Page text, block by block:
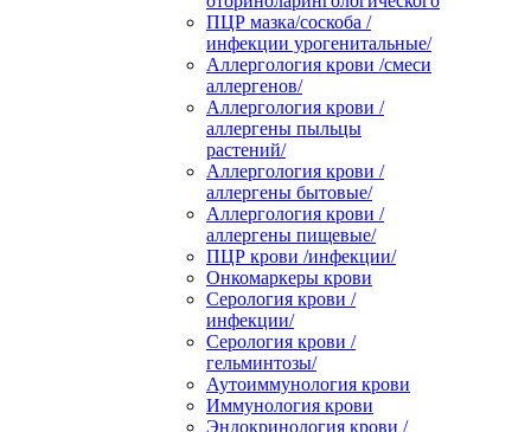
ПЦР мазка/соскоба /
инфекции урогенитальные/
Аллергология крови /смеси
аллергенов/
Аллергология крови /
аллергены пыльцы
растений/
Аллергология крови /
аллергены бытовые/
Аллергология крови /
аллергены пищевые/
ПЦР крови /инфекции/
Онкомаркеры крови
Серология крови /
инфекции/
Серология крови /
гельминтозы/
Аутоиммунология крови
Иммунология крови
Эндокринология крови /